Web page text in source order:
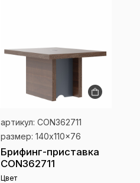
артикул: CON362711
размер: 140x110x76
Брифинг-приставка
CON362711
Цвет